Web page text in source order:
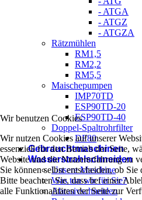
- ATGA
- ATGZ
- ATGZA
Rätzmühlen
RM1,5
RM2,2
RM5,5
Maischepumpen
IMP70TD
ESP90TD-20
ESP90TD-40
Doppel-Spaltrohrfilter
DF80
Gebrauchtmaschinen
Wasserstrahlschneiden
Unsere Maschine
Was tun wir für Sie?
Abrasivschneiden
Wir benutzen Cookies
Wir nutzen Cookies auf unserer
essenziell für den Betrieb der Seite,
Website und die Nutzererfahrung zu
Sie können selbst entscheiden, ob
Bitte beachten Sie, dass bei einer
alle Funktionalitäten der Seite zur